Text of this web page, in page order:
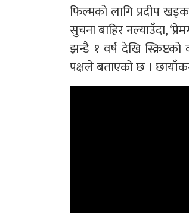
फिल्मको लागि प्रदीप
सुचना बाहिर नल्याउँदा,
झन्डै १ वर्ष देखि
पक्षले बताएको छ ।